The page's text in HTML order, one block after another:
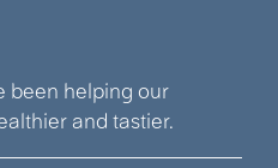
been helping our
and tastier.